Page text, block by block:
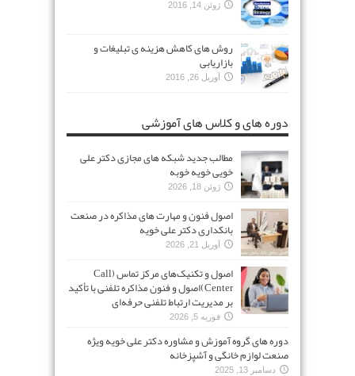
ژوئن 14, 2016
روش های کاهش هزینه ی تبلیغات و
بازاریابی
آوریل 26, 2016
دوره های و کلاس های آموزشی
مطالب جدید شبکه های مجازی دکتر علی
خویی خویه خوبه
ژوئن 18, 2026
اصول فنون و مهارت های مذاکره در صنعت
بانکداری دکتر علی خویه
آوریل 21, 2026
اصول و تکنیک‌های مرکز تماس (Call
Center)اصول و فنون مذاکره تلفنی با تأکید
بر مدیریت ارتباط تلفنی حرفه‌ای
فوریه 5, 2026
دوره های گروه آموزش و مشاوره دکتر علی خویه ویژه
صنعت لوازم خانگی و آشپزخانه
دسامبر 13, 2025